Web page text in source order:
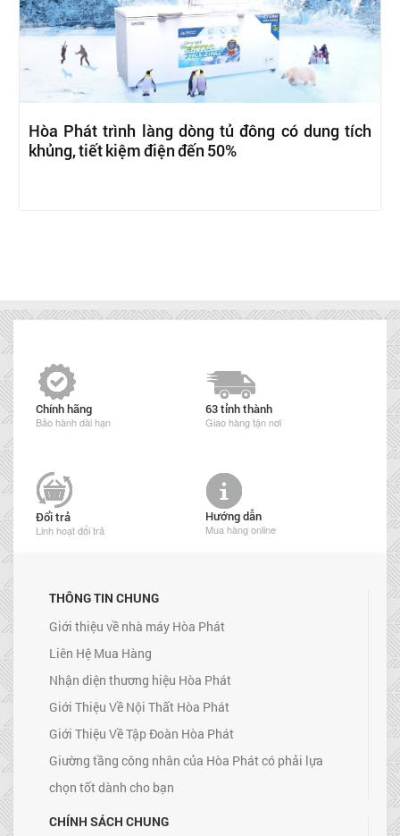
Hòa Phát trình làng dòng tủ đông có dung tích
khủng, tiết kiệm điện đến 50%
Chính hãng
Bảo hành dài hạn
63 tỉnh thành
Giao hàng tận nơi
Đổi trả
Linh hoạt đổi trả
Hướng dẫn
Mua hàng online
THÔNG TIN CHUNG
Giới thiệu về nhà máy Hòa Phát
Liên Hệ Mua Hàng
Nhận diện thương hiệu Hòa Phát
Giới Thiệu Về Nội Thất Hòa Phát
Giới Thiệu Về Tập Đoàn Hòa Phát
Giường tầng công nhân của Hòa Phát có phải lựa
chọn tốt dành cho bạn
CHÍNH SÁCH CHUNG